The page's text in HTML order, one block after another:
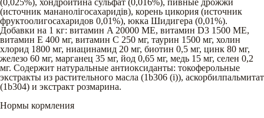
(источник мананолігосахаридів), корень цикория (источник
фруктоолигосахаридов 0,01%), юкка Шидигера (0,01%).
Добавки на 1 кг: витамин A 20000 МЕ, витамин D3 1500 МЕ,
витамин E 400 мг, витамин C 250 мг, таурин 1500 мг, холин
хлорид 1800 мг, ниацинамид 20 мг, биотин 0,5 мг, цинк 80 мг,
железо 60 мг, марганец 35 мг, йод 0,65 мг, медь 15 мг, селен 0,2
мг. Содержит натуральные антиоксиданты: токоферольные
экстракты из растительного масла (1b306 (i)), аскорбилпальмитат
(1b304) и экстракт розмарина.
Нормы кормления